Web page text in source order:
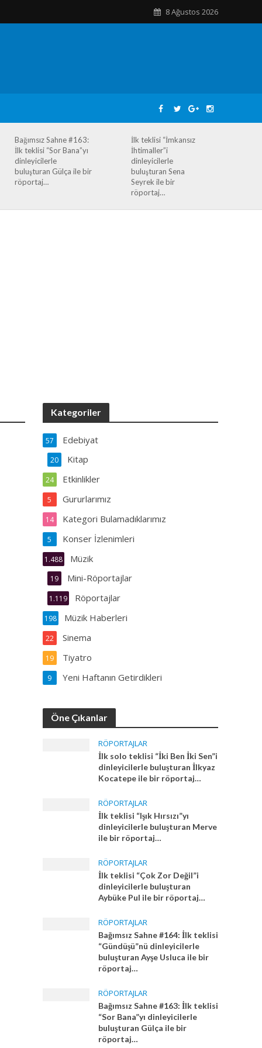
8 Ağustos 2026
Bağımsız Sahne #163:
İlk teklisi “Sor Bana”yı
dinleyicilerle
buluşturan Gülça ile bir
röportaj…
İlk teklisi “İmkansız
İhtimaller”i
dinleyicilerle
buluşturan Sena
Seyrek ile bir
röportaj…
Kategoriler
Edebiyat
57
Kitap
20
Etkinlikler
24
Gururlarımız
5
Kategori Bulamadıklarımız
14
Konser İzlenimleri
5
Müzik
1.488
Mini-Röportajlar
19
Röportajlar
1.119
Müzik Haberleri
198
Sinema
22
Tiyatro
19
Yeni Haftanın Getirdikleri
9
Öne Çıkanlar
RÖPORTAJLAR
İlk solo teklisi “İki Ben İki Sen”i
dinleyicilerle buluşturan İlkyaz
Kocatepe ile bir röportaj…
RÖPORTAJLAR
İlk teklisi “Işık Hırsızı”yı
dinleyicilerle buluşturan Merve
ile bir röportaj…
RÖPORTAJLAR
İlk teklisi “Çok Zor Değil”i
dinleyicilerle buluşturan
Aybüke Pul ile bir röportaj…
RÖPORTAJLAR
Bağımsız Sahne #164: İlk teklisi
“Gündüşü”nü dinleyicilerle
buluşturan Ayşe Usluca ile bir
röportaj…
RÖPORTAJLAR
Bağımsız Sahne #163: İlk teklisi
“Sor Bana”yı dinleyicilerle
buluşturan Gülça ile bir
röportaj…